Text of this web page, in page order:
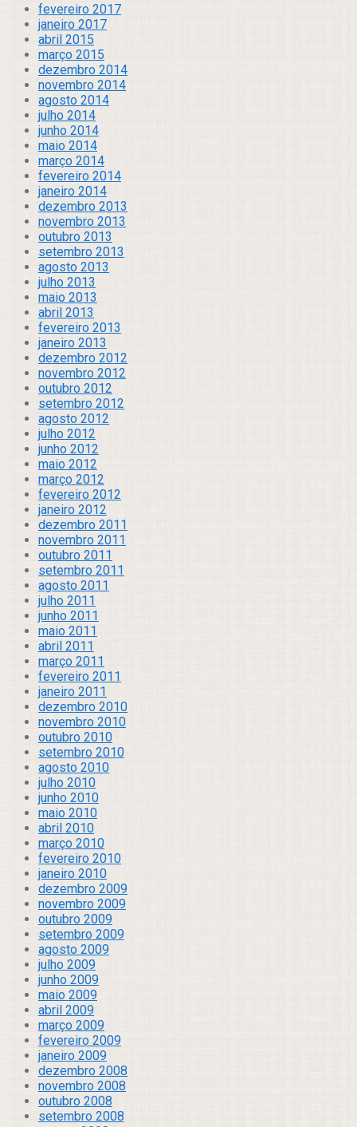
fevereiro 2017
janeiro 2017
abril 2015
março 2015
dezembro 2014
novembro 2014
agosto 2014
julho 2014
junho 2014
maio 2014
março 2014
fevereiro 2014
janeiro 2014
dezembro 2013
novembro 2013
outubro 2013
setembro 2013
agosto 2013
julho 2013
maio 2013
abril 2013
fevereiro 2013
janeiro 2013
dezembro 2012
novembro 2012
outubro 2012
setembro 2012
agosto 2012
julho 2012
junho 2012
maio 2012
março 2012
fevereiro 2012
janeiro 2012
dezembro 2011
novembro 2011
outubro 2011
setembro 2011
agosto 2011
julho 2011
junho 2011
maio 2011
abril 2011
março 2011
fevereiro 2011
janeiro 2011
dezembro 2010
novembro 2010
outubro 2010
setembro 2010
agosto 2010
julho 2010
junho 2010
maio 2010
abril 2010
março 2010
fevereiro 2010
janeiro 2010
dezembro 2009
novembro 2009
outubro 2009
setembro 2009
agosto 2009
julho 2009
junho 2009
maio 2009
abril 2009
março 2009
fevereiro 2009
janeiro 2009
dezembro 2008
novembro 2008
outubro 2008
setembro 2008